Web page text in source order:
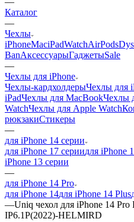
Каталог
—
Чехлы
iPhoneMaciPadWatchAirPods
BanАксессуарыГаджетыSale
—
Чехлы для iPhone
Чехлы-кардхолдерыЧехлы для
iPadЧехлы для MacBookЧехлы
WatchЧехлы для Apple Watch
рюкзакиСтикеры
—
для iPhone 14 серии
для iPhone 17 сериидля iPhone
iPhone 13 серии
—
для iPhone 14 Pro
для iPhone 14для iPhone 14 Plus
—Uniq чехол для iPhone 14
IP6.1P(2022)-HELMIRD